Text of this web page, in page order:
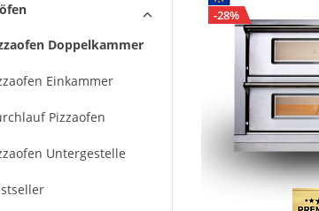
-28%
Doppelkammer
Einkammer
Pizzaofen
Untergestelle